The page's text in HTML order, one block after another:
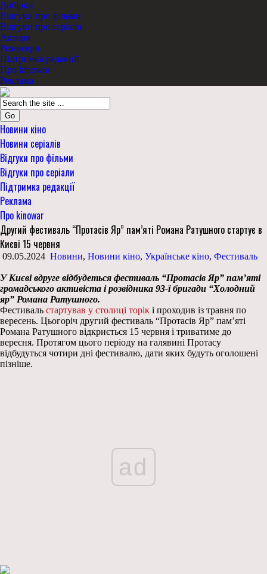
Добірки
Відгуки про фільми
Відгуки про серіали
Актори
Режисери
Підтримка редакції
Про kinowar
Реклама
Go
Новини кіно
Новини серіалів
Відгуки про фільми
Відгуки про серіали
Підтримка редакції
Реклама
Про kinowar
Другий фестиваль “Протасів Яр” пам’яті Романа Ратушного стартує в
Києві 15 червня
09.05.2024 Новини, Новини кіно, Українське кіно, Фестиваль
У Києві вдруге відбудеться фестиваль “Протасів Яр” пам’яті
громадського активіста і розвідника 93-ї бригади “Холодний
яр” Романа Ратушного.
Фестиваль стартував у столиці торік і проходив із травня по
вересень. Цьогоріч другий фестиваль “Протасів Яр” пам’яті
Романа Ратушного відкриється 15 червня і триватиме до
вересня. Протягом цього періоду на галявині Протасу
відбудуться чотири дні фестивалю, дати яких будуть оголошені
пізніше.
ad